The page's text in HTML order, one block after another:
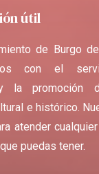
útil
de Burgo
con el
y la promoción
e histórico.
atender
puedas tener.